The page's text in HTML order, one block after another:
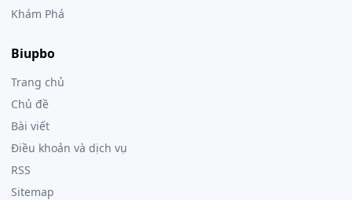
Khám Phá
Biupbo
Trang chủ
Chủ đề
Bài viết
Điều khoản và dịch vụ
RSS
Sitemap